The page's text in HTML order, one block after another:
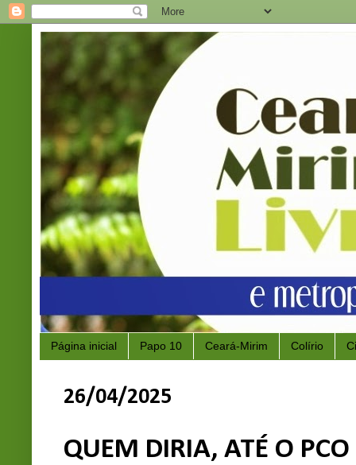
Página inicial Papo 10 Ceará-Mirim Colírio
26/04/2025
QUEM DIRIA, ATÉ O